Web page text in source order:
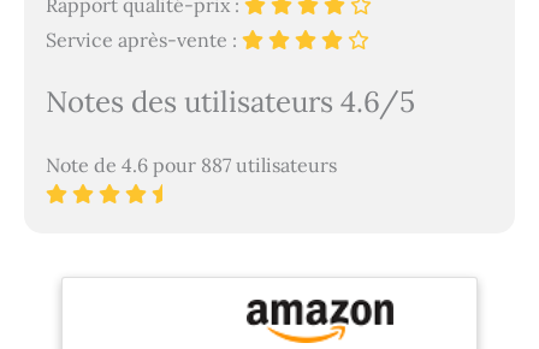
Rapport qualité-prix :
Service après-vente :
Notes des utilisateurs 4.6/5
Note de 4.6 pour 887 utilisateurs